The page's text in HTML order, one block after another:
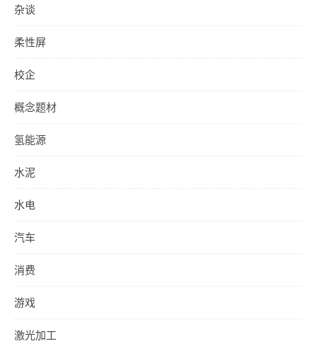
杂谈
柔性屏
校企
概念题材
氢能源
水泥
水电
汽车
消费
游戏
激光加工